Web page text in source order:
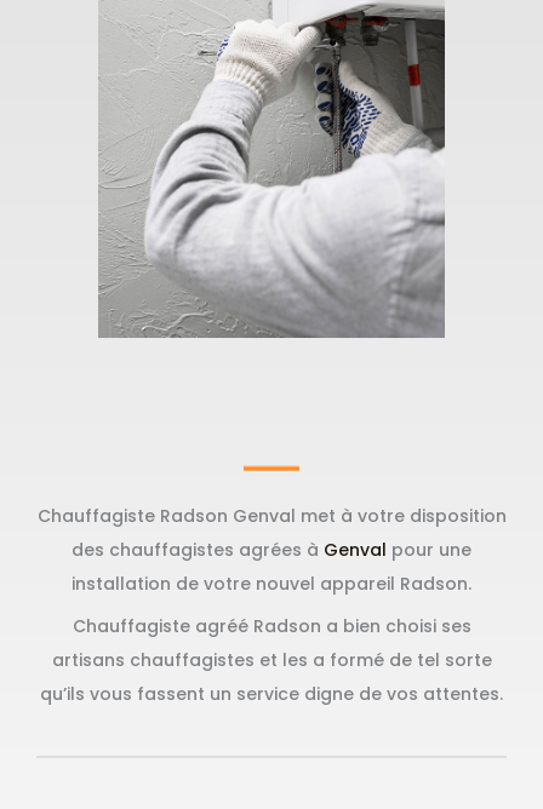
Chauffagiste Radson Genval met à votre disposition
des chauffagistes agrées à Genval pour une
installation de votre nouvel appareil Radson.
Chauffagiste agréé Radson a bien choisi ses
artisans chauffagistes et les a formé de tel sorte
qu’ils vous fassent un service digne de vos attentes.